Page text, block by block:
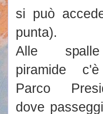
si può
punta).
Alle
piramide
Parco
dove